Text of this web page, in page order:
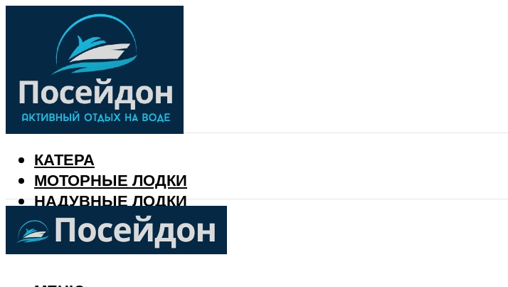
КАТЕРА
МОТОРНЫЕ ЛОДКИ
НАДУВНЫЕ ЛОДКИ
РЫБАЛКА
КАЛЕНДАРЬ РЫБАКА